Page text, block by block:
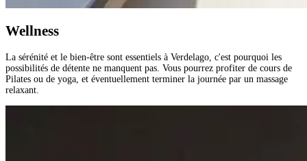
Wellness
La sérénité et le bien-être sont essentiels à Verdelago, c'est pourquoi les
possibilités de détente ne manquent pas. Vous pourrez profiter de cours de
Pilates ou de yoga, et éventuellement terminer la journée par un massage
relaxant.